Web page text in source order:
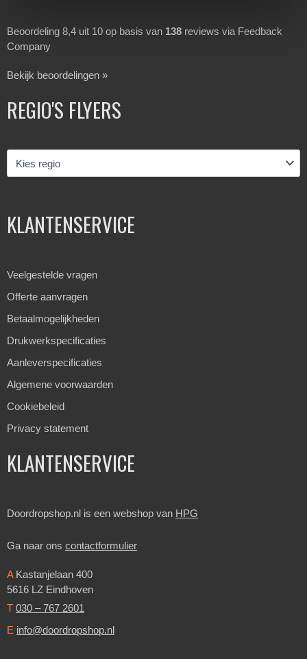
Beoordeling 8,4 uit 10 op basis van 138 reviews via Feedback
Company
Bekijk beoordelingen »
REGIO'S FLYERS
KLANTENSERVICE
Veelgestelde vragen
Offerte aanvragen
Betaalmogelijkheden
Drukwerkspecificaties
Aanleverspecificaties
Algemene voorwaarden
Cookiebeleid
Privacy statement
KLANTENSERVICE
Doordropshop.nl is een webshop van HPG
Ga naar ons contactformulier
AKastanjelaan 400
5616 LZ Eindhoven
T 030 – 767 2601
E info@doordropshop.nl